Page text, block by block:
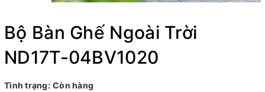
Bộ Bàn Ghế Ngoài Trời
ND17T-04BV1020
Tình trạng: Còn hàng